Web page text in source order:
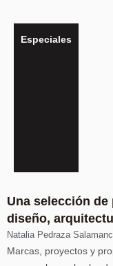
Especiales
Una selección
diseño,
Natalia Pedraza
Marcas, proyectos y